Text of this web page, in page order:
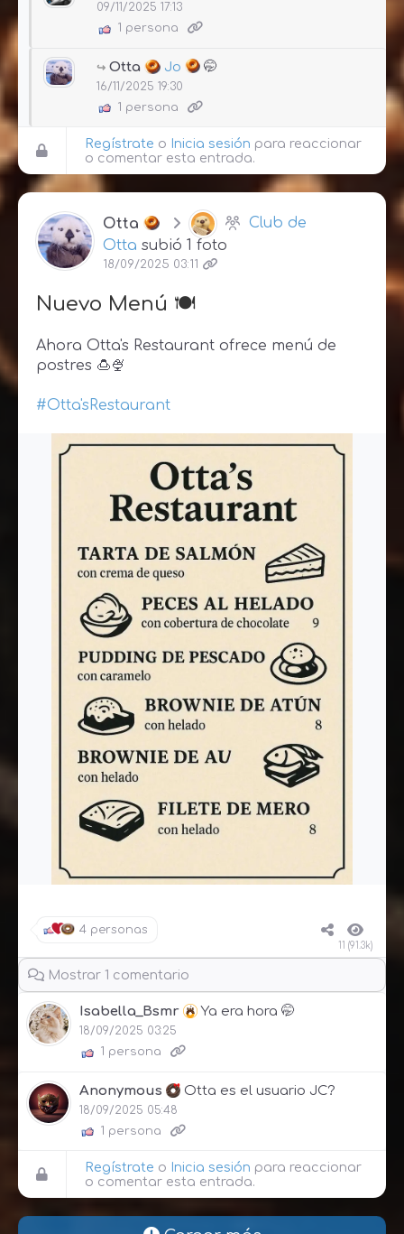
09/11/2025 17:13
1 persona
Otta Jo 🤭
16/11/2025 19:30
1 persona
Regístrate o Inicia sesión para reaccionar
o comentar esta entrada.
Otta
Club de
Otta subió 1 foto
18/09/2025 03:11
Nuevo Menú 🍽
Ahora Otta's Restaurant ofrece menú de
postres 🍮🍨
#Otta'sRestaurant
4 personas
11 (91.3k)
Mostrar 1 comentario
Isabella_Bsmr Ya era hora 🤭
18/09/2025 03:25
1 persona
Anonymous Otta es el usuario JC?
18/09/2025 05:48
1 persona
Regístrate o Inicia sesión para reaccionar
o comentar esta entrada.